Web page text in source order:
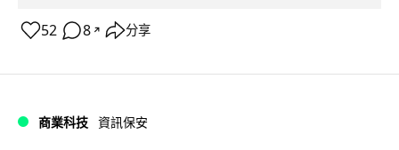
52 8 ↗ 分享
商業科技 資訊保安